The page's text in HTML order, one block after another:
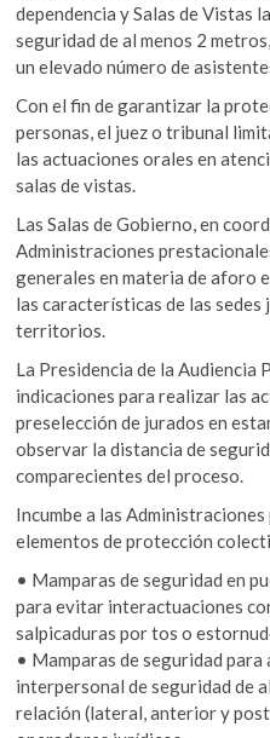
dependencia y Salas de Vistas
seguridad de al menos 2
un elevado número de
Con el fin de garantizar la
personas, el juez o tribunal
las actuaciones orales en
salas de vistas.
Las Salas de Gobierno, en
Administraciones
generales en materia de aforo
las características de las
territorios.
La Presidencia de la Audiencia
indicaciones para realizar las
preselección de jurados en
observar la distancia de
comparecientes del proceso.
Incumbe a las
elementos de protección
• Mamparas de seguridad en
para evitar interactuaciones
salpicaduras por tos o
• Mamparas de seguridad
interpersonal de seguridad de
relación (lateral, anterior y